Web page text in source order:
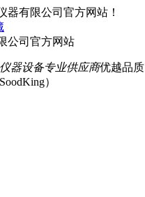
器有限公司官方网站！
器设备专业供应商优越品
）